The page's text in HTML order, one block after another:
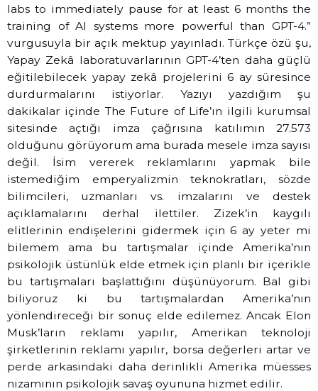
labs to immediately pause for at least 6 months the
training of AI systems more powerful than GPT-4.”
vurgusuyla bir açık mektup yayınladı. Türkçe özü şu,
Yapay Zekâ laboratuvarlarının GPT-4’ten daha güçlü
eğitilebilecek yapay zekâ projelerini 6 ay süresince
durdurmalarını istiyorlar. Yazıyı yazdığım şu
dakikalar içinde The Future of Life’ın ilgili kurumsal
sitesinde açtığı imza çağrısına katılımın 27.573
olduğunu görüyorum ama burada mesele imza sayısı
değil. İsim vererek reklamlarını yapmak bile
istemediğim emperyalizmin teknokratları, sözde
bilimcileri, uzmanları vs. imzalarını ve destek
açıklamalarını derhal ilettiler. Zizek’in kaygılı
elitlerinin endişelerini gidermek için 6 ay yeter mi
bilemem ama bu tartışmalar içinde Amerika’nın
psikolojik üstünlük elde etmek için planlı bir içerikle
bu tartışmaları başlattığını düşünüyorum. Bal gibi
biliyoruz ki bu tartışmalardan Amerika’nın
yönlendireceği bir sonuç elde edilemez. Ancak Elon
Musk’ların reklamı yapılır, Amerikan teknoloji
şirketlerinin reklamı yapılır, borsa değerleri artar ve
perde arkasındaki daha derinlikli Amerika müesses
nizamının psikolojik savaş oyununa hizmet edilir.